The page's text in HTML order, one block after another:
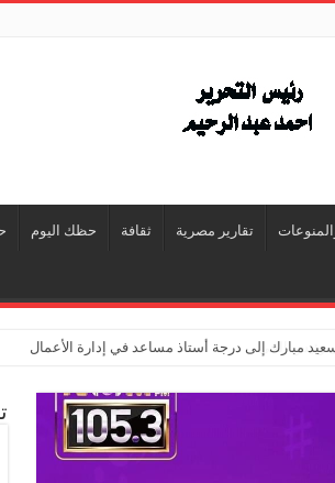
تقارير مصرية ثقافة حظك اليوم
مبارك إلى درجة أستاذ مساعد في إدارة الأعمال